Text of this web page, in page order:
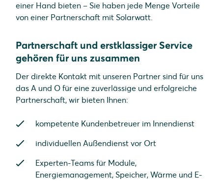
einer Hand bieten – Sie haben jede Menge Vorteile
von einer Partnerschaft mit Solarwatt.
Partnerschaft und erstklassiger Service
gehören für uns zusammen
Der direkte Kontakt mit unseren Partner sind für uns
das A und O für eine zuverlässige und erfolgreiche
Partnerschaft, wir bieten Ihnen:
kompetente Kundenbetreuer im Innendienst
individuellen Außendienst vor Ort
Experten-Teams für Module,
Energiemanagement, Speicher, Wärme und E-